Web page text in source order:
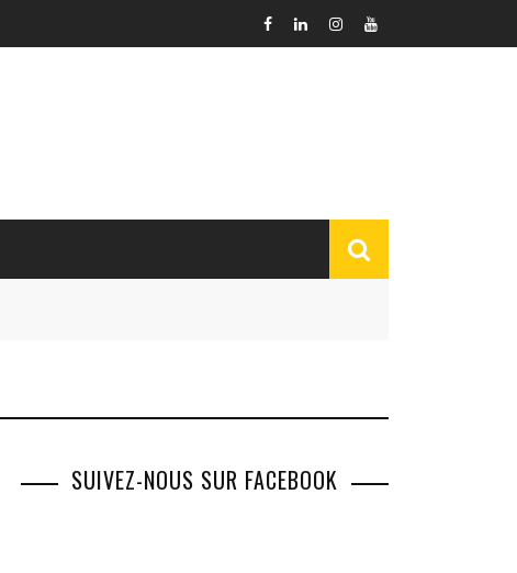
SUIVEZ-NOUS SUR FACEBOOK